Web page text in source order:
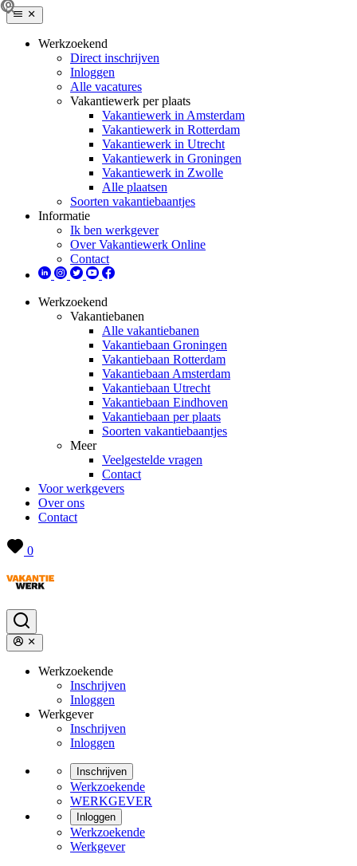
Werkzoekend
Direct inschrijven
Inloggen
Alle vacatures
Vakantiewerk per plaats
Vakantiewerk in Amsterdam
Vakantiewerk in Rotterdam
Vakantiewerk in Utrecht
Vakantiewerk in Groningen
Vakantiewerk in Zwolle
Alle plaatsen
Soorten vakantiebaantjes
Informatie
Ik ben werkgever
Over Vakantiewerk Online
Contact
Werkzoekend
Vakantiebanen
Alle vakantiebanen
Vakantiebaan Groningen
Vakantiebaan Rotterdam
Vakantiebaan Amsterdam
Vakantiebaan Utrecht
Vakantiebaan Eindhoven
Vakantiebaan per plaats
Soorten vakantiebaantjes
Meer
Veelgestelde vragen
Contact
Voor werkgevers
Over ons
Contact
0
Werkzoekende
Inschrijven
Inloggen
Werkgever
Inschrijven
Inloggen
Inschrijven
Werkzoekende
WERKGEVER
Inloggen
Werkzoekende
Werkgever